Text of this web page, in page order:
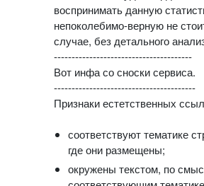
воспринимать данную
непоколебимо-верную не
случае, без детального
---------------------------------------
Вот инфа со сноски сервиса.
----------------------------------------
Признаки естетственных
соответствуют тематике
где они размещены;
окружены текстом, по